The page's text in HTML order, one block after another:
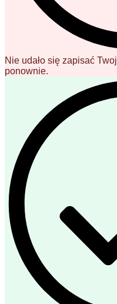
Nie udało się zapisać
ponownie.